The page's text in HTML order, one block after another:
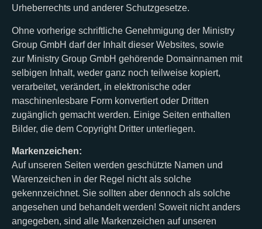
Urheberrechts und anderer Schutzgesetze.
Ohne vorherige schriftliche Genehmigung der Ministry
Group GmbH darf der Inhalt dieser Websites, sowie
zur Ministry Group GmbH gehörende Domainnamen mit
selbigen Inhalt, weder ganz noch teilweise kopiert,
verarbeitet, verändert, in elektronische oder
maschinenlesbare Form konvertiert oder Dritten
zugänglich gemacht werden. Einige Seiten enthalten
Bilder, die dem Copyright Dritter unterliegen.
Markenzeichen:
Auf unseren Seiten werden geschützte Namen und
Warenzeichen in der Regel nicht als solche
gekennzeichnet. Sie sollten aber dennoch als solche
angesehen und behandelt werden! Soweit nicht anders
angegeben, sind alle Markenzeichen auf unseren